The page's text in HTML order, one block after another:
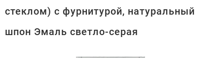
стеклом) с фурнитурой, натуральный
шпон Эмаль светло-серая